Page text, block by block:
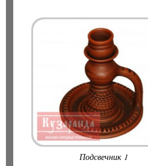
Подсвечник 1